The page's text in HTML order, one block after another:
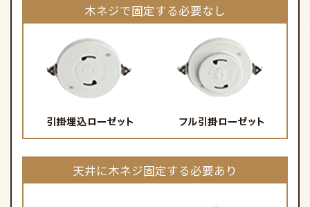
木ネジで固定する必要なし
天井に木ネジ固定する必要あり